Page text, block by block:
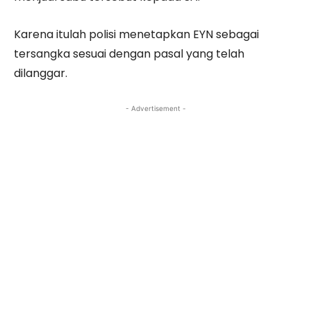
Karena itulah polisi menetapkan EYN sebagai
tersangka sesuai dengan pasal yang telah
dilanggar.
- Advertisement -